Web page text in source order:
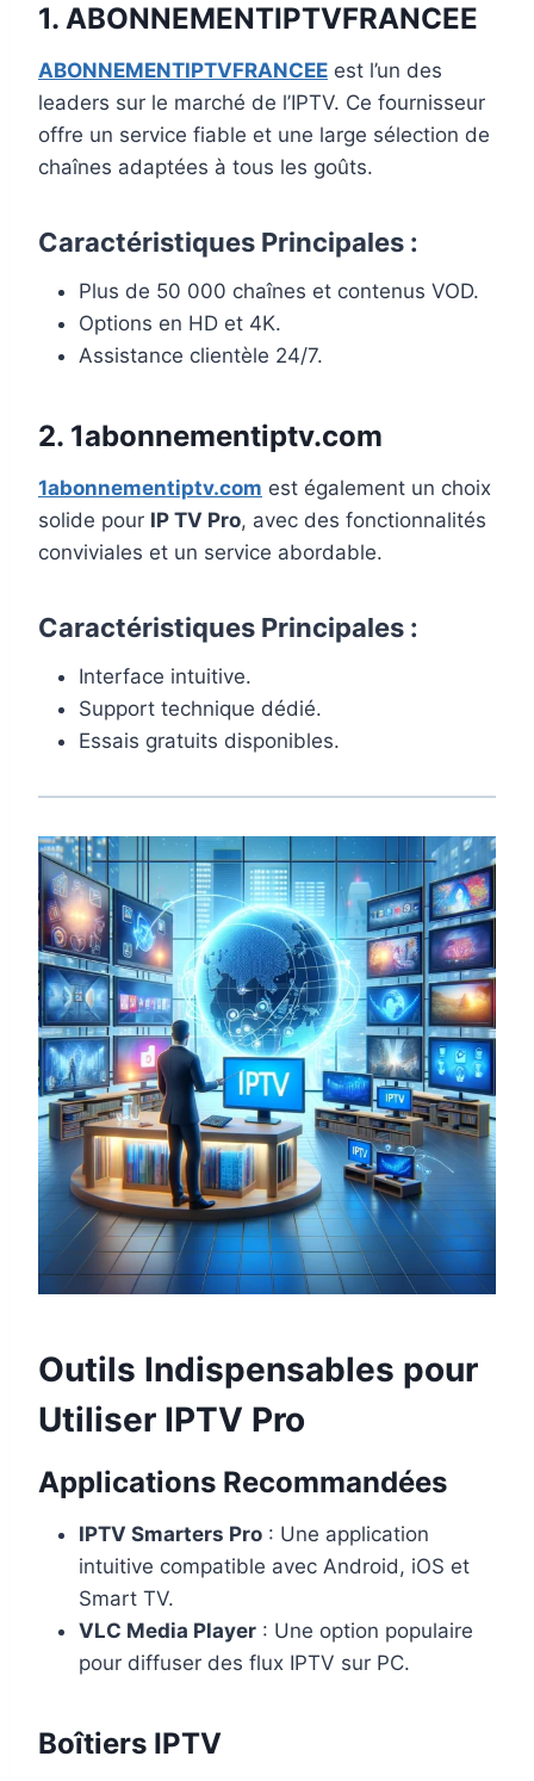
1. ABONNEMENTIPTVFRANCEE
ABONNEMENTIPTVFRANCEE est l’un des
leaders sur le marché de l’IPTV. Ce fournisseur
offre un service fiable et une large sélection de
chaînes adaptées à tous les goûts.
Caractéristiques Principales :
Plus de 50 000 chaînes et contenus VOD.
Options en HD et 4K.
Assistance clientèle 24/7.
2. 1abonnementiptv.com
1abonnementiptv.com est également un choix
solide pour IP TV Pro, avec des fonctionnalités
conviviales et un service abordable.
Caractéristiques Principales :
Interface intuitive.
Support technique dédié.
Essais gratuits disponibles.
Outils Indispensables pour
Utiliser IPTV Pro
Applications Recommandées
IPTV Smarters Pro : Une application
intuitive compatible avec Android, iOS et
Smart TV.
VLC Media Player : Une option populaire
pour diffuser des flux IPTV sur PC.
Boîtiers IPTV